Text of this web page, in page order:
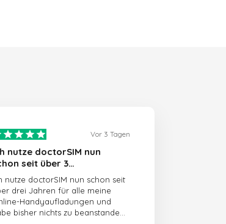
Vor 3 Tagen
nutze doctorSIM nun
seit über 3…
nutze doctorSIM nun schon seit
drei Jahren für alle meine
Handyaufladungen und
bisher nichts zu beanstanden!!